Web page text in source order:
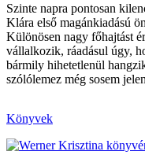
Szinte napra pontosan
Klára első magánkiadású
Különösen nagy főhajtást
vállalkozik, ráadásul úgy,
bármily hihetetlenül
szólólemez még sosem
Könyvek